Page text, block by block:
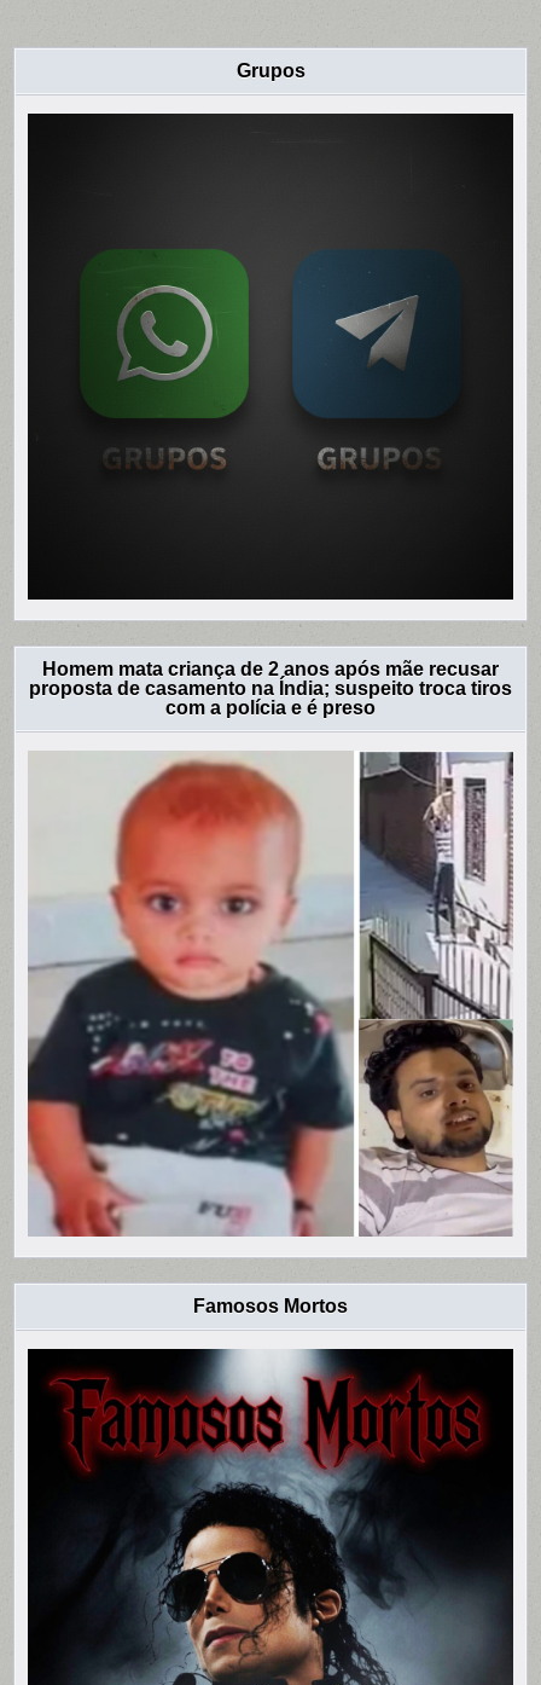
Grupos
Homem mata criança de 2 anos após mãe recusar
proposta de casamento na Índia; suspeito troca tiros
com a polícia e é preso
Famosos Mortos